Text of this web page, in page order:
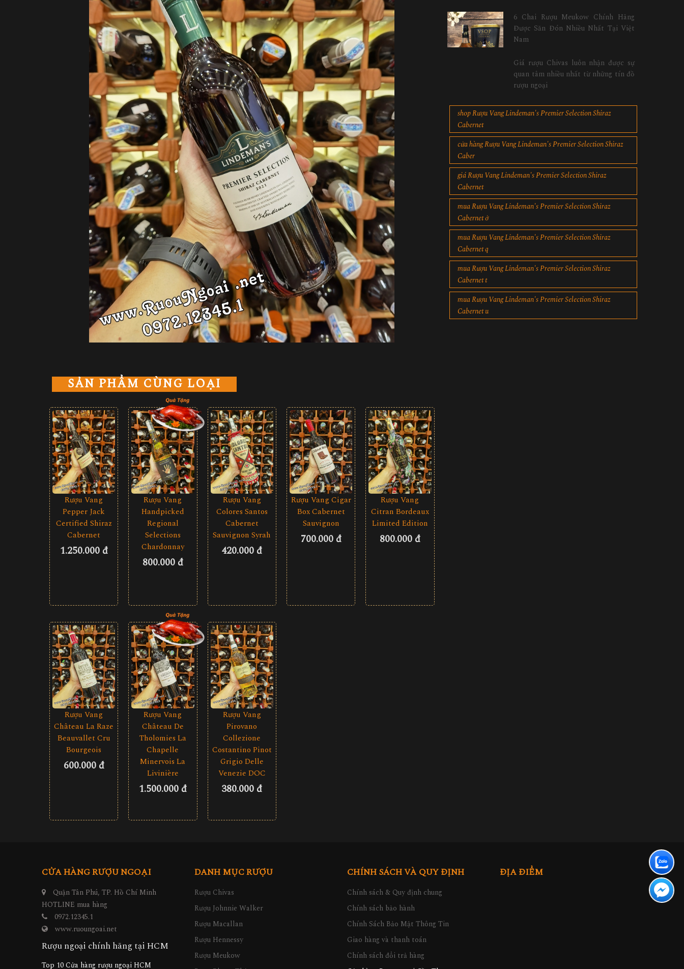
SẢN PHẨM CÙNG LOẠI
Rượu Vang
Pepper Jack
Certified Shiraz
Cabernet
1.250.000 đ
Rượu Vang
Handpicked
Regional
Selections
Chardonnay
800.000 đ
Rượu Vang
Colores Santos
Cabernet
Sauvignon Syrah
420.000 đ
Rượu Vang Cigar
Box Cabernet
Sauvignon
700.000 đ
Rượu Vang
Citran Bordeaux
Limited Edition
800.000 đ
Rượu Vang
Château La Raze
Beauvallet Cru
Bourgeois
600.000 đ
Rượu Vang
Château De
Tholomies La
Chapelle
Minervois La
Livinière
1.500.000 đ
Rượu Vang
Pirovano
Collezione
Costantino Pinot
Grigio Delle
Venezie DOC
380.000 đ
6 Chai Rượu Meukow Chính Hãng
Được Săn Đón Nhiều Nhất Tại Việt
Nam
Giá rượu Chivas luôn nhận được sự
quan tâm nhiều nhất từ những tín đồ
rượu ngoại
shop Rượu Vang Lindeman's Premier Selection Shiraz
Cabernet
cửa hàng Rượu Vang Lindeman's Premier Selection Shiraz
Caber
giá Rượu Vang Lindeman's Premier Selection Shiraz
Cabernet
mua Rượu Vang Lindeman's Premier Selection Shiraz
Cabernet ở
mua Rượu Vang Lindeman's Premier Selection Shiraz
Cabernet q
mua Rượu Vang Lindeman's Premier Selection Shiraz
Cabernet t
mua Rượu Vang Lindeman's Premier Selection Shiraz
Cabernet u
CỬA HÀNG RƯỢU NGOẠI
Quận Tân Phú, TP. Hồ Chí Minh
HOTLINE mua hàng
0972.12345.1
www.ruoungoai.net
Rượu ngoại chính hãng tại HCM
Top 10 Cửa hàng rượu ngoại HCM
DANH MỤC RƯỢU
Rượu Chivas
Rượu Johnnie Walker
Rượu Macallan
Rượu Hennessy
Rượu Meukow
CHÍNH SÁCH VÀ QUY ĐỊNH
Chính sách & Quy định chung
Chính sách bảo hành
Chính Sách Bảo Mật Thông Tin
Giao hàng và thanh toán
Chính sách đổi trả hàng
ĐỊA ĐIỂM